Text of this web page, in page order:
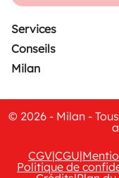
Services
Conseils
Milan
© 2026 - Milan -
CGV|CGU|
Politique de